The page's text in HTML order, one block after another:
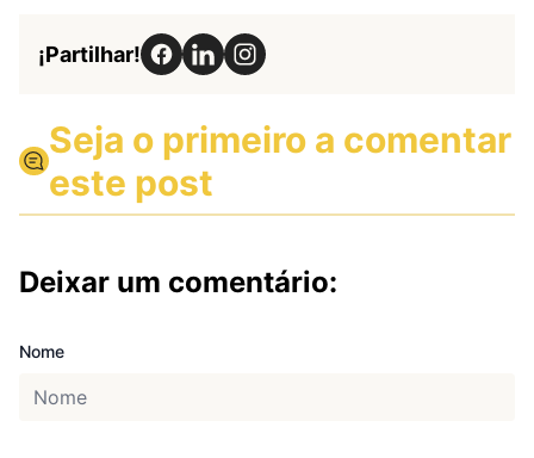
¡Partilhar!
Seja o primeiro a comentar
este post
Deixar um comentário:
Nome